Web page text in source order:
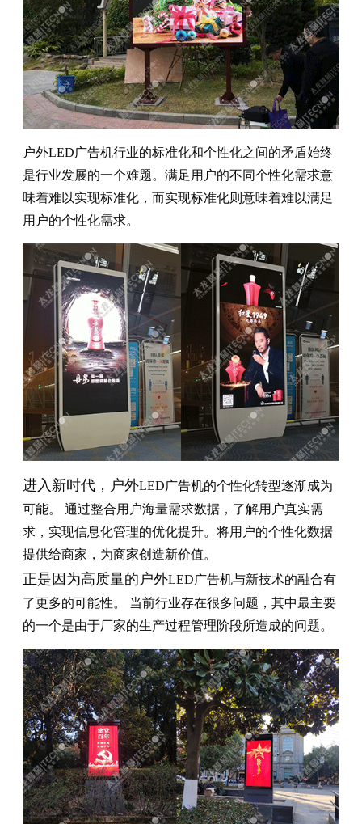
户外LED广告机行业的标准化和个性化之间的矛盾始终
是行业发展的一个难题。满足用户的不同个性化需求意
味着难以实现标准化，而实现标准化则意味着难以满足
用户的个性化需求。
进入新时代，户外LED广告机的个性化转型逐渐成为
可能。 通过整合用户海量需求数据，了解用户真实需
求，实现信息化管理的优化提升。将用户的个性化数据
提供给商家，为商家创造新价值。
正是因为高质量的户外LED广告机与新技术的融合有
了更多的可能性。 当前行业存在很多问题，其中最主要
的一个是由于厂家的生产过程管理阶段所造成的问题。